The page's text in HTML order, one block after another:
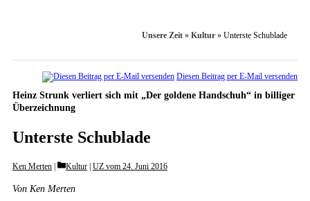
Unsere Zeit » Kultur » Unterste Schublade
Diesen Beitrag per E-Mail versenden
Heinz Strunk verliert sich mit „Der goldene Handschuh“ in billiger
Überzeichnung
Unterste Schublade
Ken Merten Categories
Kultur UZ vom 24. Juni 2016
Von Ken Merten